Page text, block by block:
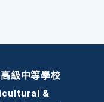
級中等學校
&